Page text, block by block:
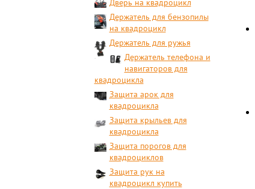
Дверь на квадроцикл
Держатель для бензопилы
на квадроцикл
Держатель для ружья
Держатель телефона и
навигаторов для
квадроцикла
Защита арок для
квадроцикла
Защита крыльев для
квадроцикла
Защита порогов для
квадроциклов
Защита рук на
квадроцикл купить